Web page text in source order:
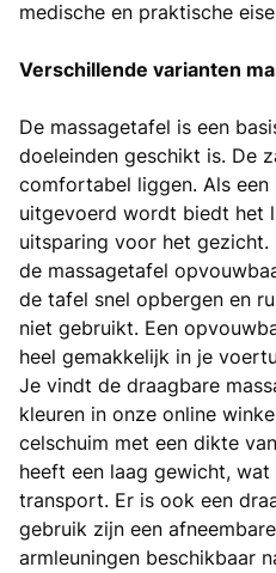
medische en praktische
Verschillende varianten
De massagetafel is een
doeleinden geschikt is. De
comfortabel liggen. Als een
uitgevoerd wordt biedt het
uitsparing voor het
de massagetafel
de tafel snel opbergen en
niet gebruikt. Een
heel gemakkelijk in je
Je vindt de draagbare
kleuren in onze online
celschuim met een dikte
heeft een laag gewicht,
transport. Er is ook een
gebruik zijn een
armleuningen beschikbaar